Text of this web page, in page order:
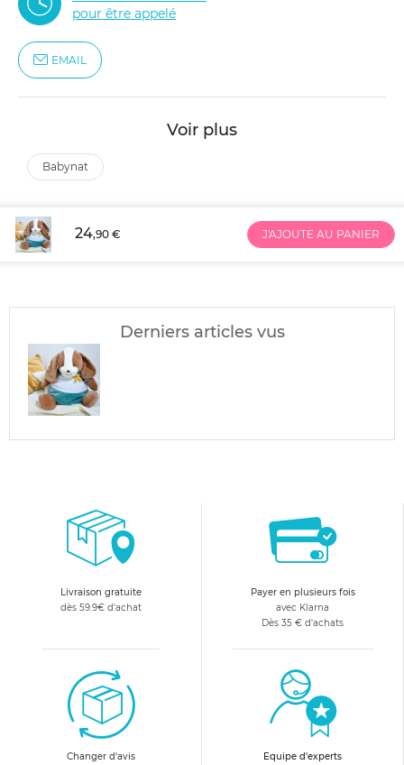
pour être appelé
EMAIL
Voir plus
babynat
24,90 € J'AJOUTE AU PANIER
Derniers articles vus
Livraison gratuite
dès 59.9€ d'achat
Payer en plusieurs fois
avec Klarna
Dès 35 € d'achats
Changer d'avis
Equipe d'experts